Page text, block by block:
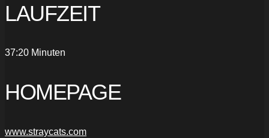
LAUFZEIT
37:20 Minuten
HOMEPAGE
www.straycats.com